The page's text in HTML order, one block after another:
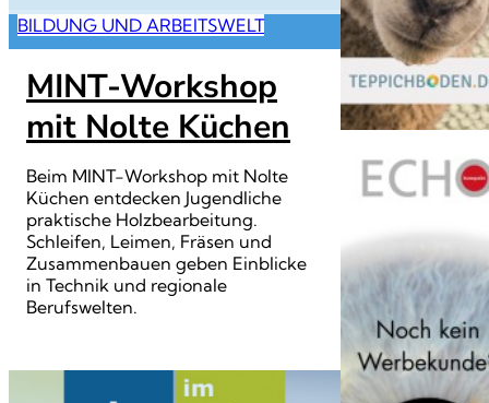
BILDUNG UND ARBEITSWELT
MINT-Workshop
mit Nolte Küchen
Beim MINT-Workshop mit Nolte
Küchen entdecken Jugendliche
praktische Holzbearbeitung.
Schleifen, Leimen, Fräsen und
Zusammenbauen geben Einblicke
in Technik und regionale
Berufswelten.